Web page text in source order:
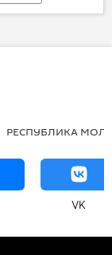
РЕСПУБЛИКА
VK